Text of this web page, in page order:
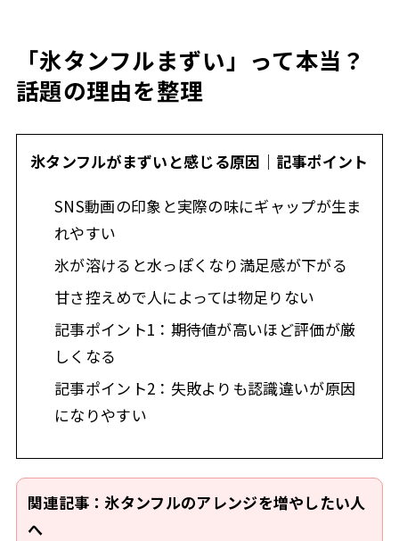
「氷タンフルまずい」って本当？
話題の理由を整理
氷タンフルがまずいと感じる原因｜記事ポイント
SNS動画の印象と実際の味にギャップが生ま
れやすい
氷が溶けると水っぽくなり満足感が下がる
甘さ控えめで人によっては物足りない
記事ポイント1：期待値が高いほど評価が厳
しくなる
記事ポイント2：失敗よりも認識違いが原因
になりやすい
関連記事：氷タンフルのアレンジを増やしたい人
へ